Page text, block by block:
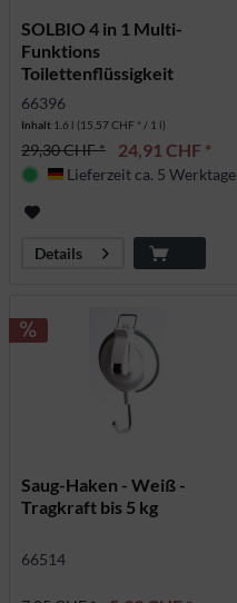
SOLBIO 4 in 1 Multi-
Funktions
Toilettenflüssigkeit
66396
Inhalt 1.6 l (15,57 CHF * / 1 l)
29,30 CHF * 24,91 CHF *
Deutschland
Lieferzeit ca. 5 Werktage
Details
Saug-Haken - Weiß -
Tragkraft bis 5 kg
66514